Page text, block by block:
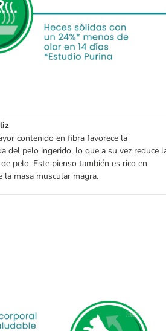
contenido en fibra favorece la
del pelo ingerido, lo que a su vez reduce
pelo. Este pienso también es rico en
la masa muscular magra.